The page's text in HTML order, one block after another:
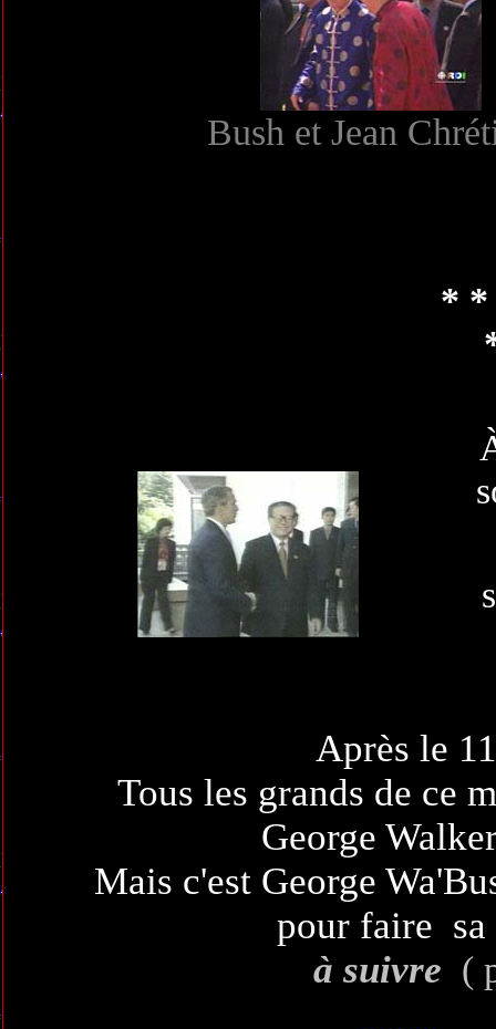
Bush et Jean
* *
Après le
Tous les grands de ce
George
Mais c'est George
pour faire
à suivre (